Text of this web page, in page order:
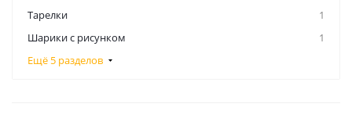
Тарелки
1
Шарики с рисунком
1
Ещё 5 разделов